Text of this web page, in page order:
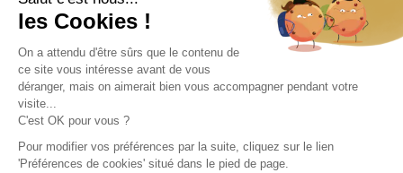
Informations légales
Modifier mes préférences en matière de cookies
Liens utiles
Où récupérer votre commande ?
Accédez à l'itinéraire